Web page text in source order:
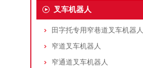
叉车机器人
田字托专用窄巷道叉车机器人
窄道叉车机器人
窄通道叉车机器人